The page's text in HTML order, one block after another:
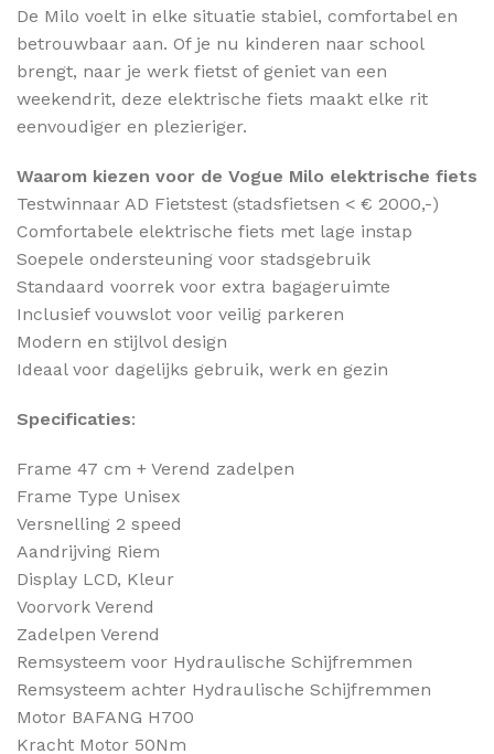
De Milo voelt in elke situatie stabiel, comfortabel en
betrouwbaar aan. Of je nu kinderen naar school
brengt, naar je werk fietst of geniet van een
weekendrit, deze elektrische fiets maakt elke rit
eenvoudiger en plezieriger.
Waarom kiezen voor de Vogue Milo elektrische fiets
Testwinnaar AD Fietstest (stadsfietsen < € 2000,-)
Comfortabele elektrische fiets met lage instap
Soepele ondersteuning voor stadsgebruik
Standaard voorrek voor extra bagageruimte
Inclusief vouwslot voor veilig parkeren
Modern en stijlvol design
Ideaal voor dagelijks gebruik, werk en gezin
Specificaties:
Frame 47 cm + Verend zadelpen
Frame Type Unisex
Versnelling 2 speed
Aandrijving Riem
Display LCD, Kleur
Voorvork Verend
Zadelpen Verend
Remsysteem voor Hydraulische Schijfremmen
Remsysteem achter Hydraulische Schijfremmen
Motor BAFANG H700
Kracht Motor 50Nm